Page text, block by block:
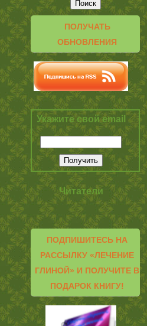
ПОЛУЧАТЬ
ОБНОВЛЕНИЯ
Укажите свой email
Читатели
ПОДПИШИТЕСЬ НА
РАССЫЛКУ «ЛЕЧЕНИЕ
ГЛИНОЙ» И ПОЛУЧИТЕ В
ПОДАРОК КНИГУ!